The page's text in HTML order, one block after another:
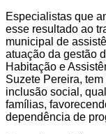
Especialistas que
esse resultado ao
municipal de
atuação da gestão
Habitação e
Suzete Pereira,
inclusão social,
famílias,
dependência de